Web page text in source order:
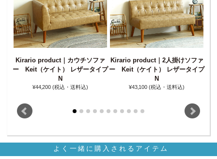
Kirario product｜カウチソファ
ー Keit（ケイト） レザータイプ
N
¥44‚200 (税込・送料込)
Kirario product｜2人掛けソファ
ー Keit（ケイト） レザータイプ
N
¥43‚100 (税込・送料込)
よく一緒に購入されるアイテム